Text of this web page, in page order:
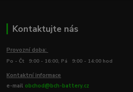
Kontaktujte nás
Provozní doba:
Po - Čt 9:00 - 16:00, Pá 9:00 - 14:00 hod
Kontaktní informace
e-mail obchod@bch-battery.cz